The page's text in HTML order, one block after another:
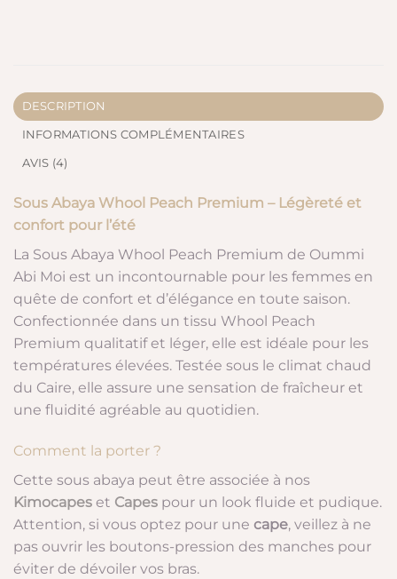
DESCRIPTION
INFORMATIONS COMPLÉMENTAIRES
AVIS (4)
Sous Abaya Whool Peach Premium – Légèreté et
confort pour l’été
La Sous Abaya Whool Peach Premium de Oummi
Abi Moi est un incontournable pour les femmes en
quête de confort et d’élégance en toute saison.
Confectionnée dans un tissu Whool Peach
Premium qualitatif et léger, elle est idéale pour les
températures élevées. Testée sous le climat chaud
du Caire, elle assure une sensation de fraîcheur et
une fluidité agréable au quotidien.
Comment la porter ?
Cette sous abaya peut être associée à nos
Kimocapes et Capes pour un look fluide et pudique.
Attention, si vous optez pour une cape, veillez à ne
pas ouvrir les boutons-pression des manches pour
éviter de dévoiler vos bras.